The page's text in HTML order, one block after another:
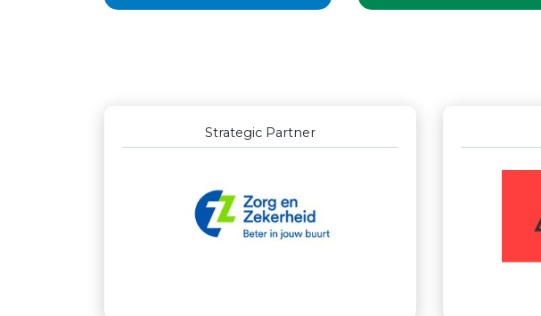
Outstanding Partners GOLD